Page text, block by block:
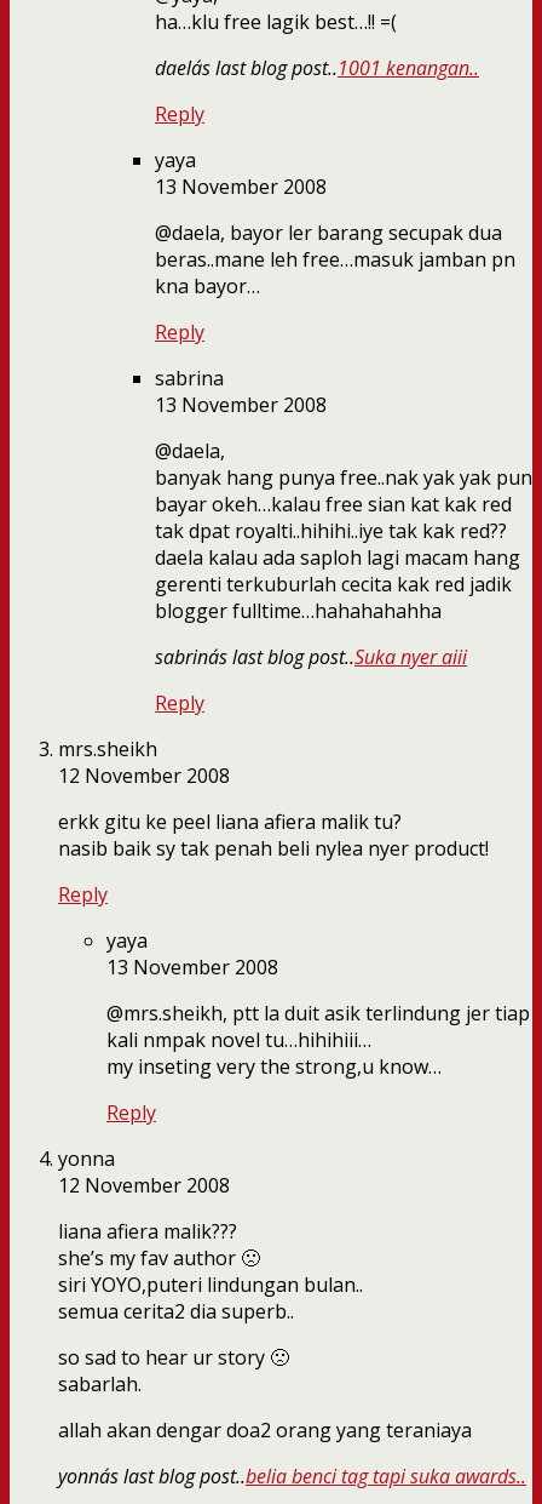
ha…klu free lagik best…!! =(
daela´s last blog post..1001 kenangan..
Reply
yaya
13 November 2008
@daela, bayor ler barang secupak dua
beras..mane leh free…masuk jamban pn
kna bayor…
Reply
sabrina
13 November 2008
@daela,
banyak hang punya free..nak yak yak pun
bayar okeh…kalau free sian kat kak red
tak dpat royalti..hihihi..iye tak kak red??
daela kalau ada saploh lagi macam hang
gerenti terkuburlah cecita kak red jadik
blogger fulltime…hahahahahha
sabrina´s last blog post..Suka nyer aiii
Reply
mrs.sheikh
12 November 2008
erkk gitu ke peel liana afiera malik tu?
nasib baik sy tak penah beli nylea nyer product!
Reply
yaya
13 November 2008
@mrs.sheikh, ptt la duit asik terlindung jer tiap
kali nmpak novel tu…hihihiii…
my inseting very the strong,u know…
Reply
yonna
12 November 2008
liana afiera malik???
she’s my fav author 🙁
siri YOYO,puteri lindungan bulan..
semua cerita2 dia superb..
so sad to hear ur story 🙁
sabarlah.
allah akan dengar doa2 orang yang teraniaya
yonna´s last blog post..belia benci tag tapi suka awards..